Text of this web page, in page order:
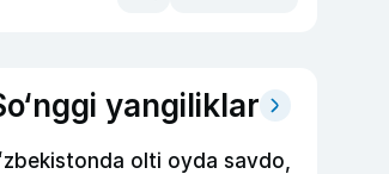
yangiliklar
olti oyda savdo,